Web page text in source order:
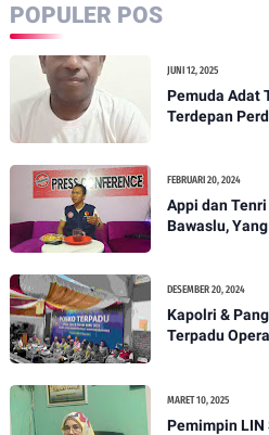
POPULER POS
JUNI 12, 2025
Pemuda Adat
Terdepan
FEBRUARI 20, 2024
Appi dan
Bawaslu,
DESEMBER 20, 2024
Kapolri &
Terpadu
MARET 10, 2025
Pemimpin LIN